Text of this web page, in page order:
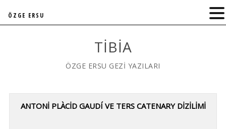
TIBIA
ÖZGE ERSU GEZİ YAZILARI
ANTONİ PLÀCİD GAUDÍ VE TERS CATENARY DİZİLİMİ
ÖZGE ERSU